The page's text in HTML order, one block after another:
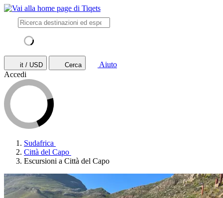
it / USD Cerca
Aiuto
Accedi
Sudafrica
Città del Capo
Escursioni a Città del Capo